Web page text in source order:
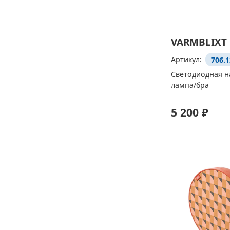
VARMBLIXT
Артикул:
Светодиодная
лампа/бра
5 200 ₽